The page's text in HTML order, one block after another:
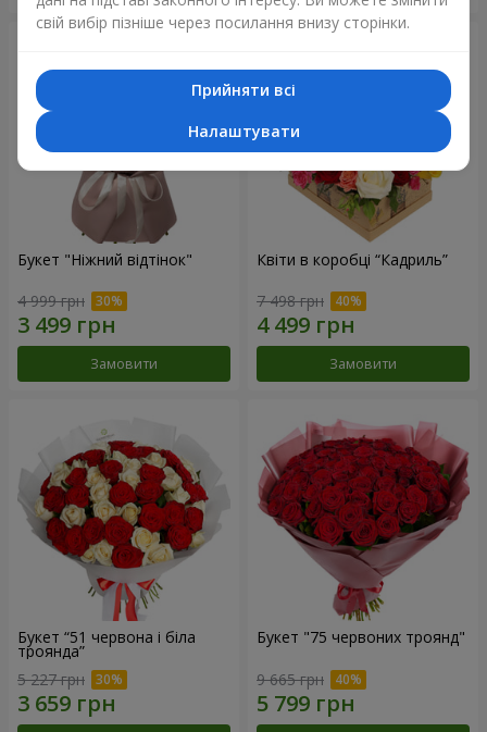
Букет "Ніжний відтінок"
4 999 грн
Замовити
Квіти в коробці “Кадриль”
7 498 грн
Замовити
Букет “51 червона і біла
троянда”
5 227 грн
Букет "75 червоних троянд"
9 665 грн
свій вибір пізніше через посилання внизу сторінки.
Прийняти всі
Налаштувати